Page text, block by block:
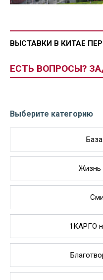
ВЫСТАВКИ В КИТАЕ
ЕСТЬ ВОПРОСЫ?
Выберите категорию
Жизнь
1КАРГО